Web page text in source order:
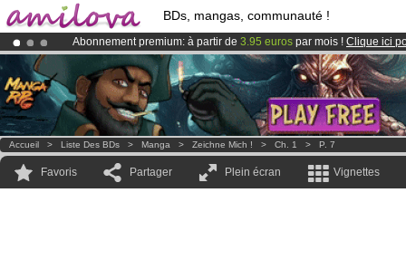
BDs, mangas, communauté !
Abonnement premium: à partir de 3.95 euros par mois ! Clique ici
LeKickstarter Amilova est désormais lancé!.
Déjà 100000membreset 1000BDs & Mangas!
Accueil > Liste Des BDs > Manga > Zeichne Mich ! > Ch. 1 > P. 7
Favoris Partager Plein écran Vignettes